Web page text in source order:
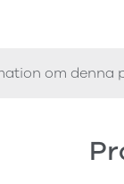
om denna